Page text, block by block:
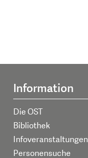
Information
Die OST
Bibliothek
Infoveranstaltungen
Personensuche